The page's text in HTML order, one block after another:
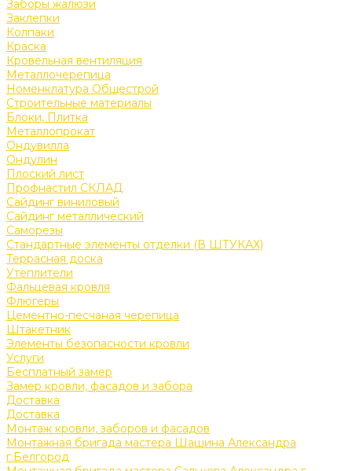
Заборы жалюзи
Заклепки
Колпаки
Краска
Кровельная вентиляция
Металлочерепица
Номенклатура Общестрой
Строительные материалы
Блоки, Плитка
Металлопрокат
Ондувилла
Ондулин
Плоский лист
Профнастил СКЛАД
Сайдинг виниловый
Сайдинг металлический
Саморезы
Стандартные элементы отделки (В ШТУКАХ)
Террасная доска
Утеплители
Фальцевая кровля
Флюгеры
Цементно-песчаная черепица
Штакетник
Элементы безопасности кровли
Услуги
Бесплатный замер
Замер кровли, фасадов и забора
Доставка
Доставка
Монтаж кровли, заборов и фасадов
Монтажная бригада мастера Шашина Александра
г.Белгород